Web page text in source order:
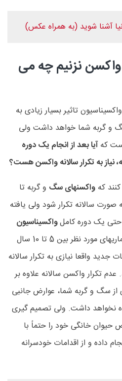
آشنا شوید (به همراه عکس)
نزنیم چه می
تاثیر بسیار زیادی به
و گربه شما خواهد داشت ولی
که آیا بعد از انجام یک دوره
نیاز به تکرار سالانه واکسن هست؟
که واکسنهای سگ و گربه تا
به صورت سالانه تکرار شود ولی یافته
یک دوره کاملواکسیناسیون
و گربه، آنها را در برابر بیماریهای مورد نظر بین 5 تا 10 سال
جدید واقعا نیازی به تکرار سالانه
تکرار واکسن سالانه علاوه بر
از سگ و گربه شما، عوارض جانبی
نخواهد داشت. ولی تصمیم گیری
حیوان خانگی خود را حتماً با
داده و از اقدامات خودسرانه